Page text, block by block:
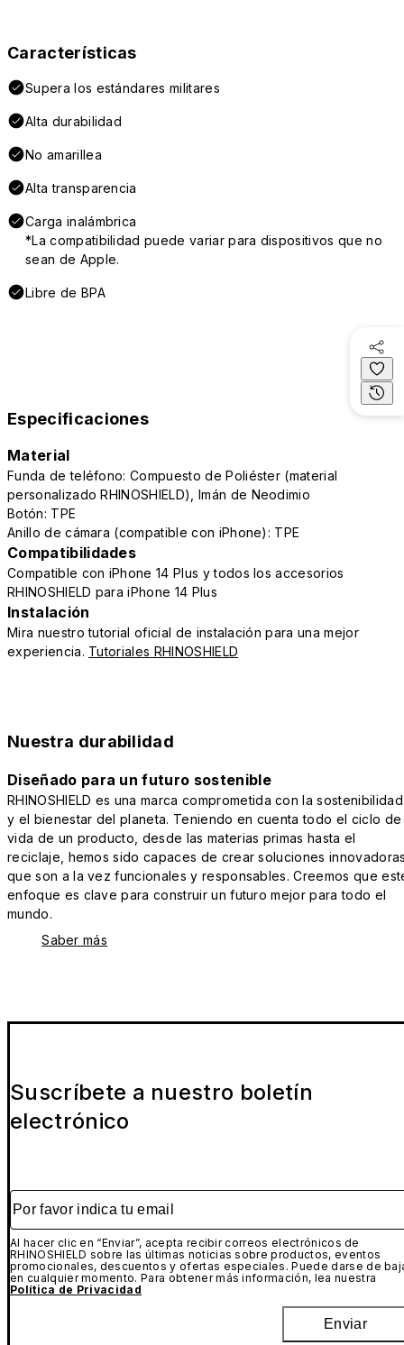
Características
Supera los estándares militares
Alta durabilidad
No amarillea
Alta transparencia
Carga inalámbrica
*La compatibilidad puede variar para dispositivos que no
sean de Apple.
Libre de BPA
Especificaciones
Material
Funda de teléfono: Compuesto de Poliéster (material
personalizado RHINOSHIELD), Imán de Neodimio
Botón: TPE
Anillo de cámara (compatible con iPhone): TPE
Compatibilidades
Compatible con iPhone 14 Plus y todos los accesorios
RHINOSHIELD para iPhone 14 Plus
Instalación
Mira nuestro tutorial oficial de instalación para una mejor
experiencia. Tutoriales RHINOSHIELD
Nuestra durabilidad
Diseñado para un futuro sostenible
RHINOSHIELD es una marca comprometida con la sostenibilidad
y el bienestar del planeta. Teniendo en cuenta todo el ciclo de
vida de un producto, desde las materias primas hasta el
reciclaje, hemos sido capaces de crear soluciones
que son a la vez funcionales y responsables. Creemos que
enfoque es clave para construir un futuro mejor para todo el
mundo.
Saber más
Suscríbete a nuestro boletín
electrónico
Por favor indica tu email
Al hacer clic en “Enviar”, acepta recibir correos electrónicos de
RHINOSHIELD sobre las últimas noticias sobre productos, eventos
promocionales, descuentos y ofertas especiales. Puede darse de
en cualquier momento. Para obtener más información, lea nuestra
Política de Privacidad
Enviar